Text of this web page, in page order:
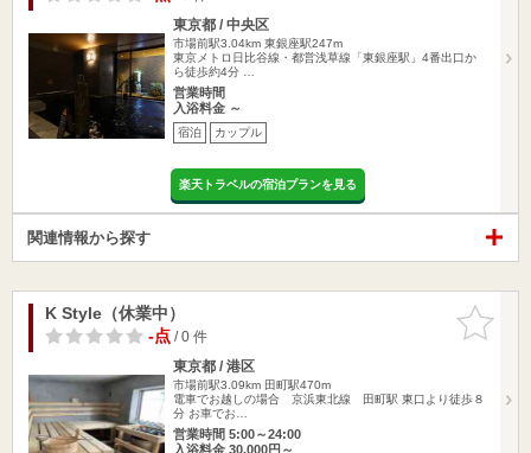
東京都 / 中央区
市場前駅3.04km 東銀座駅247m
東京メトロ日比谷線・都営浅草線「東銀座駅」4番出口か
ら徒歩約4分 …
営業時間
入浴料金 ～
宿泊 カップル
楽天トラベルの宿泊プランを見る
関連情報から探す
お気に入
りに追加
K Style（休業中）
-点/ 0 件
東京都 / 港区
市場前駅3.09km 田町駅470m
電車でお越しの場合 京浜東北線 田町駅 東口より徒歩８
分 お車でお…
営業時間 5:00～24:00
入浴料金 30,000円～